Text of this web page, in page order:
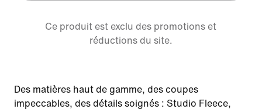
Ce produit est exclu des promotions et
réductions du site.
Des matières haut de gamme, des coupes
impeccables, des détails soignés : Studio Fleece,